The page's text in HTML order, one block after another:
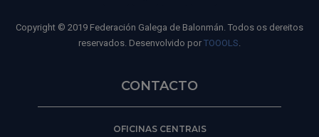
Copyright © 2019 Federación Galega de Balonmán. Todos os dereitos
reservados. Desenvolvido por TOOOLS
CONTACTO
OFICINAS CENTRAIS